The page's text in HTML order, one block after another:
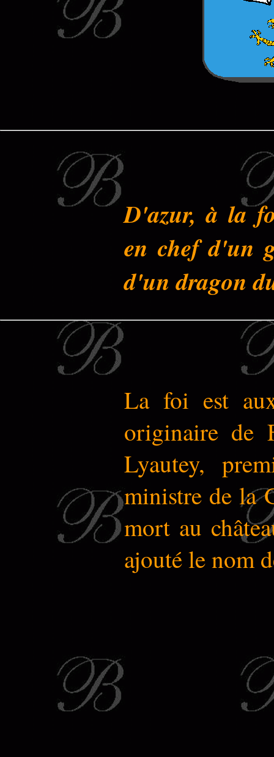
D'azur, à la
en chef d'un
d'un dragon
La foi est
originaire de
Lyautey,
ministre de la
mort au
ajouté le nom